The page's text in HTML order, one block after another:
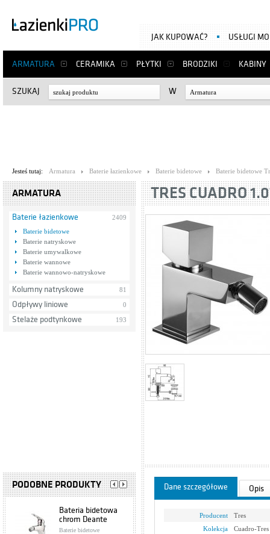
ARMATURA CERAMIKA PŁYTKI BRODZIKI KABINY
JAK KUPOWAĆ? USŁUGI
SZUKAJ W Armatura
Jesteś tutaj: Armatura Baterie łazienkowe Baterie bidetowe Baterie bidetowe
ARMATURA
Baterie łazienkowe
2409
Baterie bidetowe
Baterie natryskowe
Baterie umywalkowe
Baterie wannowe
Baterie wannowo-natryskowe
Kolumny natryskowe 81
Odpływy liniowe 0
Stelaże podtynkowe 193
PODOBNE PRODUKTY
Bateria bidetowa
chrom Deante
Fliger Haxe BFH
Baterie bidetowe
TRES CUADRO
Dane szczegółowe Opis
Producent
Tres
Kolekcja
Cuadro-Tres